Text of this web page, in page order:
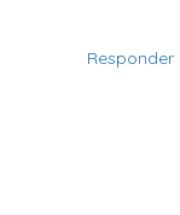
Responder